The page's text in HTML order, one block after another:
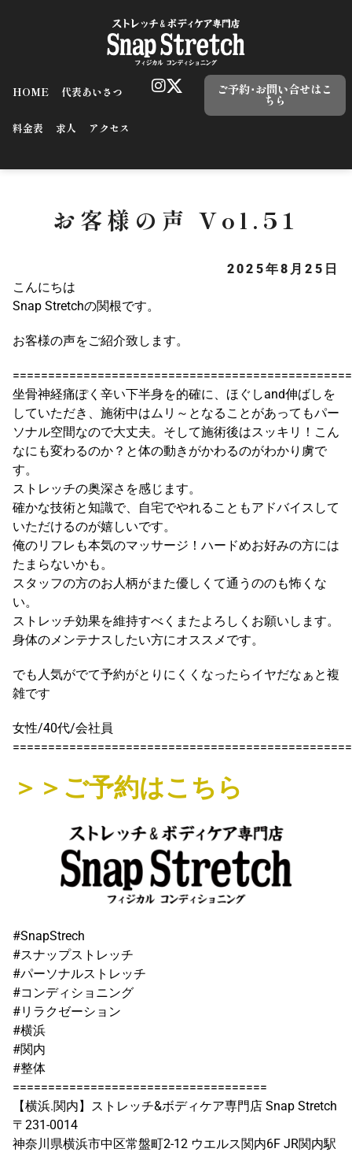
HOME 代表あいさつ
料金表 求人 アクセス
ご予約･お問い合せはこ
ちら
お客様の声 Vol.51
2025年8月25日
こんにちは
Snap Stretchの関根です。
お客様の声をご紹介致します。
坐骨神経痛ぽく辛い下半身を的確に、ほぐしand伸ばしを
していただき、施術中はムリ～となることがあってもパー
ソナル空間なので大丈夫。そして施術後はスッキリ！こん
なにも変わるのか？と体の動きがかわるのがわかり虜で
す。
ストレッチの奥深さを感じます。
確かな技術と知識で、自宅でやれることもアドバイスして
いただけるのが嬉しいです。
俺のリフレも本気のマッサージ！ハードめお好みの方には
たまらないかも。
スタッフの方のお人柄がまた優しくて通うののも怖くな
い。
ストレッチ効果を維持すべくまたよろしくお願いします。
身体のメンテナスしたい方にオススメです。
でも人気がでて予約がとりにくくなったらイヤだなぁと複
雑です
女性/40代/会社員
＞＞ご予約はこちら
#SnapStrech
#スナップストレッチ
#パーソナルストレッチ
#コンディショニング
#リラクゼーション
#横浜
#関内
#整体
====================================
【横浜.関内】ストレッチ&ボディケア専門店 Snap Stretch
〒231-0014
神奈川県横浜市中区常盤町2-12 ウエルス関内6F JR関内駅